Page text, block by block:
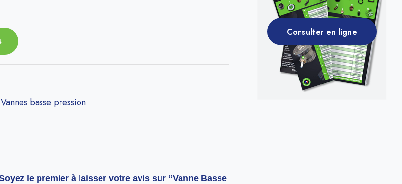
Vannes basse pression
le premier à laisser votre avis sur “Vanne Basse
Consulter en ligne